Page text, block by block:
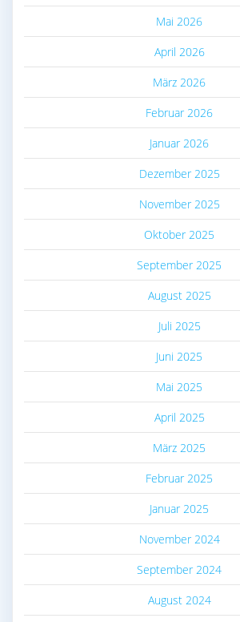
Mai 2026
April 2026
März 2026
Februar 2026
Januar 2026
Dezember 2025
November 2025
Oktober 2025
September 2025
August 2025
Juli 2025
Juni 2025
Mai 2025
April 2025
März 2025
Februar 2025
Januar 2025
November 2024
September 2024
August 2024